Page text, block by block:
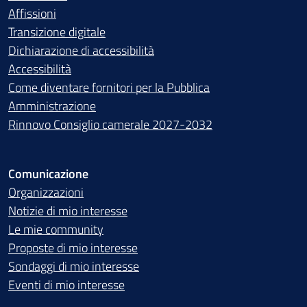
Affissioni
Transizione digitale
Dichiarazione di accessibilità
Accessibilità
Come diventare fornitori per la Pubblica
Amministrazione
Rinnovo Consiglio camerale 2027-2032
Comunicazione
Organizzazioni
Notizie di mio interesse
Le mie community
Proposte di mio interesse
Sondaggi di mio interesse
Eventi di mio interesse